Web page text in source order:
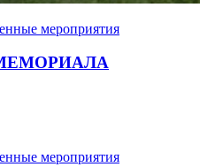
мероприятия
мероприятия